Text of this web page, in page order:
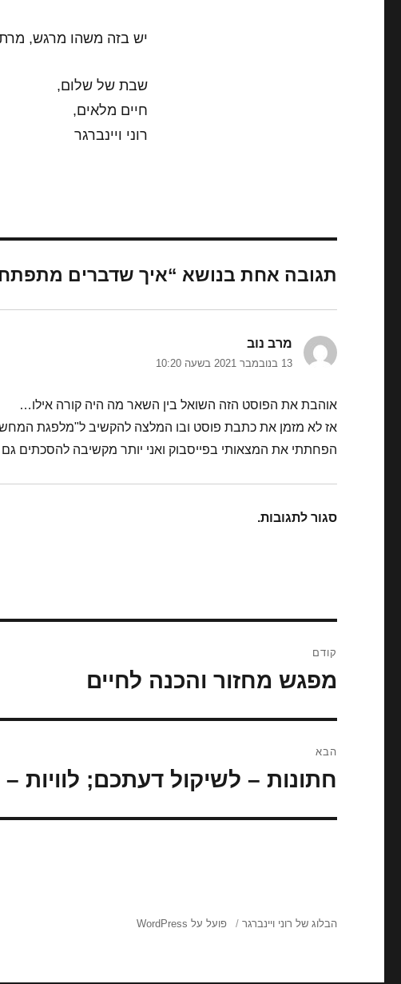
יש בזה משהו מרגש,
שבת של שלום,
חיים מלאים,
רוני ויינברגר
תגובה אחת בנושא “איך שדברים
מרב נוב
13 בנובמבר 2021 בשעה 10:20
אוהבת את הפוסט הזה השואל בין השאר מה היה קורה אילו…
אז לא מזמן את כתבת פוסט ובו המלצה להקשיב ל"מלפגת
הפחתתי את המצאותי בפייסבוק ואני יותר מקשיבה להסכתים גם
סגור לתגובות.
קודם
הפוסט
מפגש מחזור והכנה לחיים
הבא
הפוסט
חתונות – לשיקול דעתכם; לוויות
הבלוג של רוני ויינברגר פועל על WordPress